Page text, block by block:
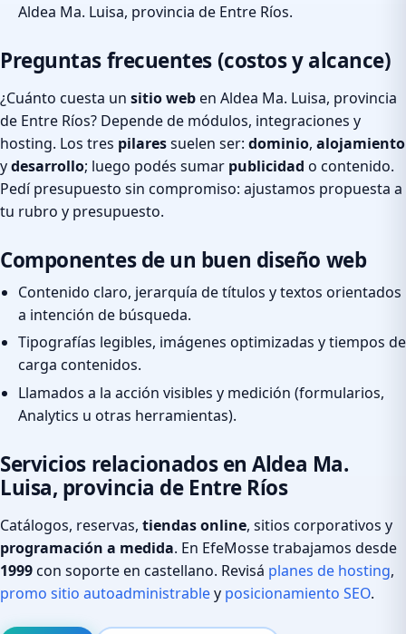
Aldea Ma. Luisa, provincia de Entre Ríos.
Preguntas frecuentes (costos y alcance)
¿Cuánto cuesta un sitio weben Aldea Ma. Luisa, provincia
de Entre Ríos? Depende de módulos, integraciones y
hosting. Los tres pilaressuelen ser: dominio, alojamiento
ydesarrollo; luego podés sumar publicidad o contenido.
Pedí presupuesto sin compromiso: ajustamos propuesta a
tu rubro y presupuesto.
Componentes de un buen diseño web
Contenido claro, jerarquía de títulos y textos orientados
a intención de búsqueda.
Tipografías legibles, imágenes optimizadas y tiempos de
carga contenidos.
Llamados a la acción visibles y medición (formularios,
Analytics u otras herramientas).
Servicios relacionados en Aldea Ma.
Luisa, provincia de Entre Ríos
Catálogos, reservas, tiendas online, sitios corporativos y
programación a medida. En EfeMosse trabajamos desde
1999con soporte en castellano. Revisá planes de hosting,
promo sitio autoadministrabley posicionamiento SEO.